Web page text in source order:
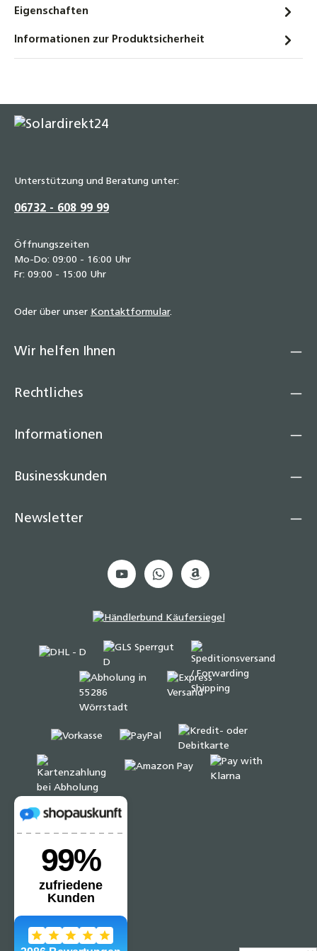
16,50 €
Edelstahl Wellrohr dehnbar IG/AG – 1000–
19,90 €
für Heizung, Solar & Sanitär, Formstabil,
Dichtung
Edelstahl Wellrohr dehnbar IG/IG – 110–210
mm 1/2“ - 3/4“ - 1“ Flexibles Anschlussrohr
temperaturbeständig, druckfest, inkl.
mm 1/2“ - 3/4“ - 1“ Flexibles Anschlussrohr
Dichtung
Wellrohr ausziehbar IG/IG 500-1000 mm 1/2"
12,50 €
Eigenschaften
Informationen zur Produktsicherheit
Unterstützung und Beratung unter:
06732 - 608 99 99
Öffnungszeiten
Mo-Do: 09:00 - 16:00 Uhr
Fr: 09:00 - 15:00 Uhr
Oder über unser Kontaktformular.
Wir helfen Ihnen
Rechtliches
Informationen
Businesskunden
Newsletter